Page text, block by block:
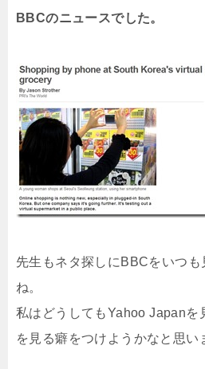
BBCのニュースでした。
先生もネタ探しにBBCをいつも
ね。
私はどうしてもYahoo Japanを
を見る癖をつけようかなと思い